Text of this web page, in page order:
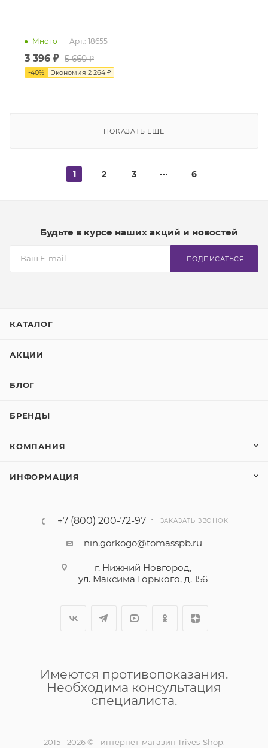
Много Арт.: 18655
3 396 ₽ 5 660 ₽
-40% Экономия 2 264 ₽
ПОКАЗАТЬ ЕЩЕ
1 2 3 6
Будьте в курсе наших акций и новостей
ПОДПИСАТЬСЯ
КАТАЛОГ
АКЦИИ
БЛОГ
БРЕНДЫ
КОМПАНИЯ
ИНФОРМАЦИЯ
+7 (800) 200-72-97 ЗАКАЗАТЬ ЗВОНОК
nin.gorkogo@tomasspb.ru
г. Нижний Новгород,
ул. Максима Горького, д. 156
Имеются противопоказания.
Необходима консультация
специалиста.
2015 - 2026 © - интернет-магазин Trives-Shop.